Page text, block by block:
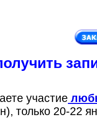
участие
только 20-22